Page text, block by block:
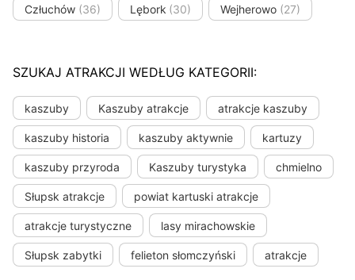
Człuchów (36) Lębork (30) Wejherowo (27)
SZUKAJ ATRAKCJI WEDŁUG KATEGORII:
kaszuby Kaszuby atrakcje atrakcje kaszuby
kaszuby historia kaszuby aktywnie kartuzy
kaszuby przyroda Kaszuby turystyka chmielno
Słupsk atrakcje powiat kartuski atrakcje
atrakcje turystyczne lasy mirachowskie
Słupsk zabytki felieton słomczyński atrakcje